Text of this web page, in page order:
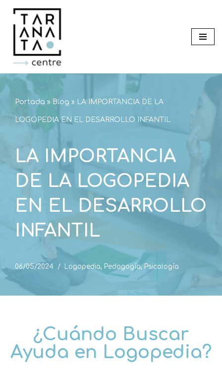
Saltar
contenido
Portada » Blog » LA IMPORTANCIA DE LA
LOGOPEDIA EN EL DESARROLLO INFANTIL
LA IMPORTANCIA
DE LA LOGOPEDIA
EN EL DESARROLLO
INFANTIL
06/05/2024 Logopedia, Pedagogía, Psicología
¿Cuándo Buscar
Ayuda en Logopedia?